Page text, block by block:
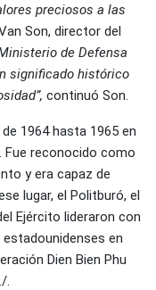
preciosos a las
Son, director del
de Defensa
significado histórico
continuó Son.
1964 hasta 1965 en
Fue reconocido como
y era capaz de
lugar, el Politburó, el
Ejército lideraron con
en
Dien Bien Phu
.